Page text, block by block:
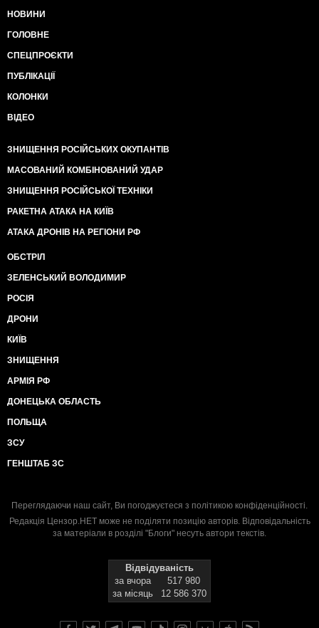
НОВИНИ
ГОЛОВНЕ
СПЕЦПРОЄКТИ
ПУБЛІКАЦІЇ
КОЛОНКИ
ВІДЕО
ЗНИЩЕННЯ РОСІЙСЬКИХ ОКУПАНТІВ
МАСОВАНИЙ КОМБІНОВАНИЙ УДАР
ЗНИЩЕННЯ РОСІЙСЬКОЇ ТЕХНІКИ
РАКЕТНА АТАКА НА КИЇВ
АТАКА ДРОНІВ НА РЕГІОНИ РФ
ОБСТРІЛ
ЗЕЛЕНСЬКИЙ ВОЛОДИМИР
РОСІЯ
ДРОНИ
КИЇВ
ЗНИЩЕННЯ
АРМІЯ РФ
ДОНЕЦЬКА ОБЛАСТЬ
ПОЛЬЩА
ЗСУ
ГЕНШТАБ ЗС
Переглядаючи наш сайт, Ви погоджуєтеся з політикою конфіденційності.
Редакція Цензор.НЕТ може не поділяти позицію авторів. Відповідальність
за матеріали в розділі "Блоги" несуть автори текстів.
Відвідуваність
за вчора
517 980
за місяць
12 586 370